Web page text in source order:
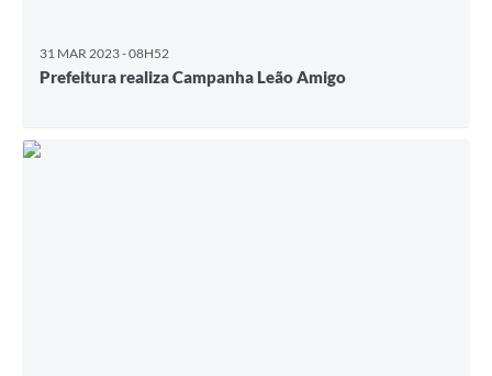
31 MAR 2023 - 08H52
Prefeitura realiza Campanha Leão Amigo